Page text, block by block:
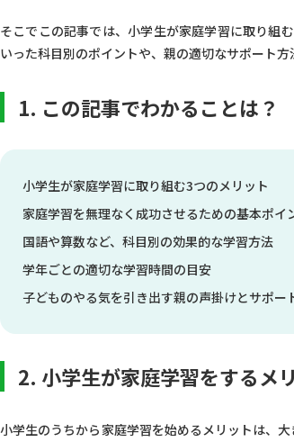
3. 家庭学習を成功させるポイント
3-2. 学習の時間や目標を決めておく
3-3. 子どもにルールを決めさせる
4. 家庭学習を成功させるポイント【科目別】
4-3. 社会の場合
5-1. 低学年
そこでこの記事では、小学生が家庭学習に取り組
いった科目別のポイントや、親の適切なサポート
1. この記事でわかることは？
小学生が家庭学習に取り組む3つのメリット
家庭学習を無理なく成功させるための基本ポイ
国語や算数など、科目別の効果的な学習方法
学年ごとの適切な学習時間の目安
子どものやる気を引き出す親の声掛けとサポー
2. 小学生が家庭学習をするメ
小学生のうちから家庭学習を始めるメリットは、